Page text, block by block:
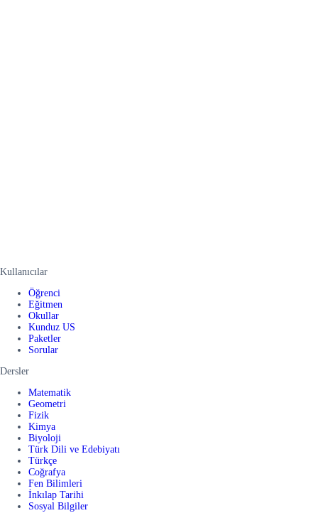
Kullanıcılar
Öğrenci
Eğitmen
Okullar
Kunduz US
Paketler
Sorular
Dersler
Matematik
Geometri
Fizik
Kimya
Biyoloji
Türk Dili ve Edebiyatı
Türkçe
Coğrafya
Fen Bilimleri
İnkılap Tarihi
Sosyal Bilgiler